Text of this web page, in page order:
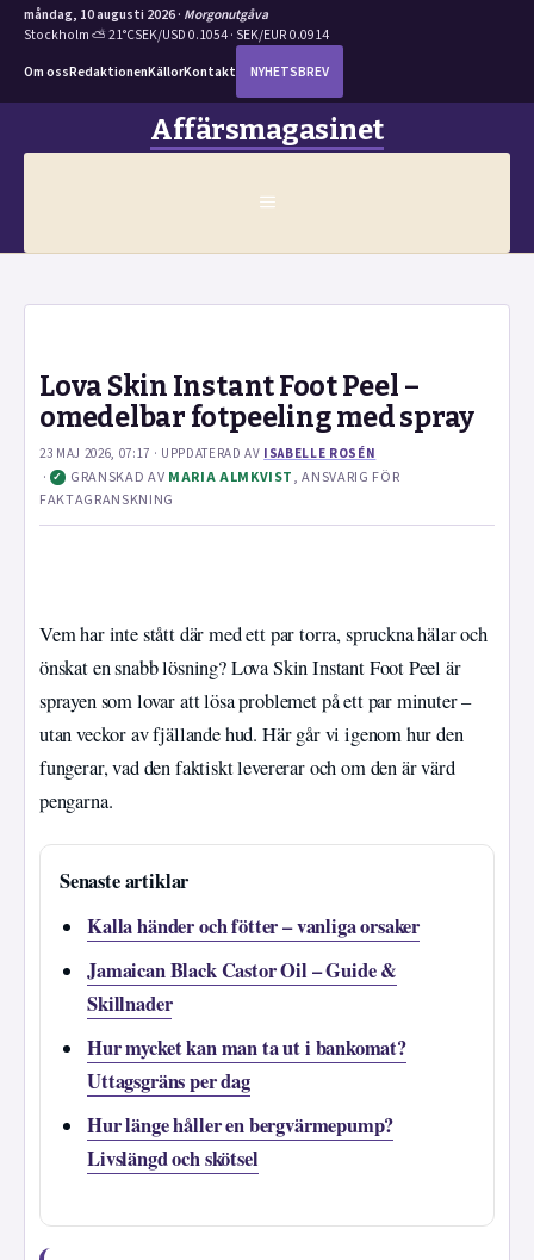
måndag, 10 augusti 2026 · Morgonutgåva
Stockholm ⛅ 21°CSEK/USD 0.1054 · SEK/EUR 0.0914
Om ossRedaktionenKällorKontakt NYHETSBREV
Affärsmagasinet
MENY
Lova Skin Instant Foot Peel –
omedelbar fotpeeling med spray
23 MAJ 2026, 07:17 · UPPDATERADAV ISABELLE ROSÉN
· ✓ GRANSKAD AV MARIA ALMKVIST, ANSVARIG FÖR
FAKTAGRANSKNING
Vem har inte stått där med ett par torra, spruckna hälar och
önskat en snabb lösning? Lova Skin Instant Foot Peel är
sprayen som lovar att lösa problemet på ett par minuter –
utan veckor av fjällande hud. Här går vi igenom hur den
fungerar, vad den faktiskt levererar och om den är värd
pengarna.
Senaste artiklar
Kalla händer och fötter – vanliga orsaker
Jamaican Black Castor Oil – Guide &
Skillnader
Hur mycket kan man ta ut i bankomat?
Uttagsgräns per dag
Hur länge håller en bergvärmepump?
Livslängd och skötsel